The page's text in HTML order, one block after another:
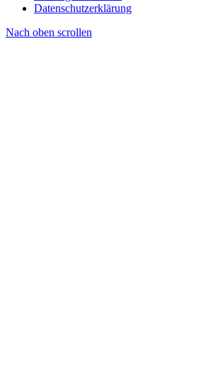
Datenschutzerklärung
Nach oben scrollen